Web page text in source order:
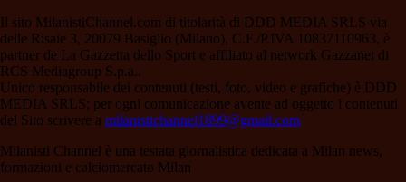
Il sito MilanistiChannel.com di titolarità di DDD MEDIA SRLS via
delle Risaie 3, 20079 Basiglio (Milano), C.F./P.IVA 10837110963, è
partner de La Gazzetta dello Sport e affiliato al network Gazzanet di
RCS Mediagroup S.p.a..
Unico responsabile dei contenuti (testi, foto, video e grafiche) è DDD
MEDIA SRLS; per ogni comunicazione avente ad oggetto i contenuti
del Sito scrivere a milanistichannel1899@gmail.com
Milanisti Channel è una testata giornalistica dedicata a Milan news,
formazioni e calciomercato Milan